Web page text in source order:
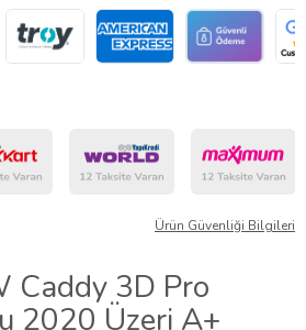
Ürün Güvenliği Bilgileri
Caddy 3D Pro
2020 Üzeri A+